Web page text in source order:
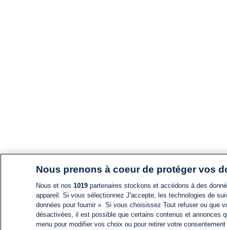
Nous prenons à coeur de protéger vos
Nous et nos 1019partenaires stockons et accédons à des
appareil. Si vous sélectionnez J'accepte, les technologies de
données pour fournir ». Si vous choisissez Tout refuser ou
désactivées, il est possible que certains contenus et annonces
menu pour modifier vos choix ou pour retirer votre